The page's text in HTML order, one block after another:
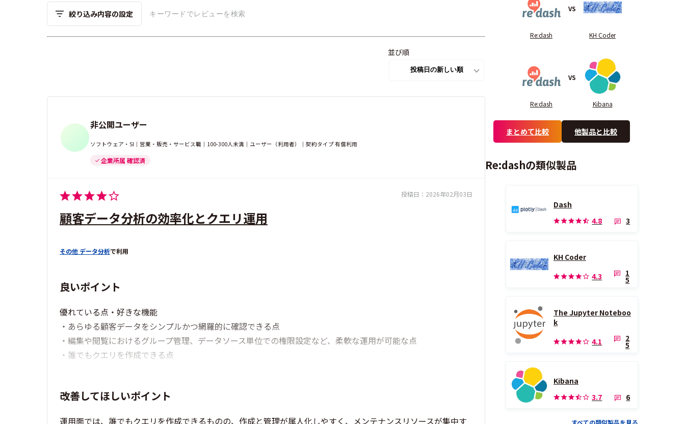
絞り込み内容の設定
並び順
非公開ユーザー
ソフトウェア・SI｜営業・販売・サービス職｜100-300人未満｜ユーザー（利用者）｜契約タイプ 有償利用
企業所属 確認済
投稿日： 2026年02月03日
顧客データ分析の効率化とクエリ運用
その他 データ分析で利用
良いポイント
優れている点・好きな機能
・あらゆる顧客データをシンプルかつ網羅的に確認できる点
・編集や閲覧におけるグループ管理、データソース単位での権限設定など、柔軟な運用が可能な点
・誰でもクエリを作成できる点
改善してほしいポイント
運用面では、誰でもクエリを作成できるものの、作成と管理が属人化しやすく、メンテナンスリソースが集中す
Re:dash
VS
KH Coder
Re:dash
VS
Kibana
まとめて比較 他製品と比較
Re:dashの類似製品
Dash
4.8
3
KH Coder
4.3
1
5
The Jupyter Noteboo
k
4.1
2
5
Kibana
3.7
6
すべての類似製品を見る